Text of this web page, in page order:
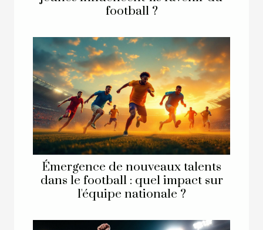
football ?
Émergence de nouveaux talents
dans le football : quel impact sur
l'équipe nationale ?